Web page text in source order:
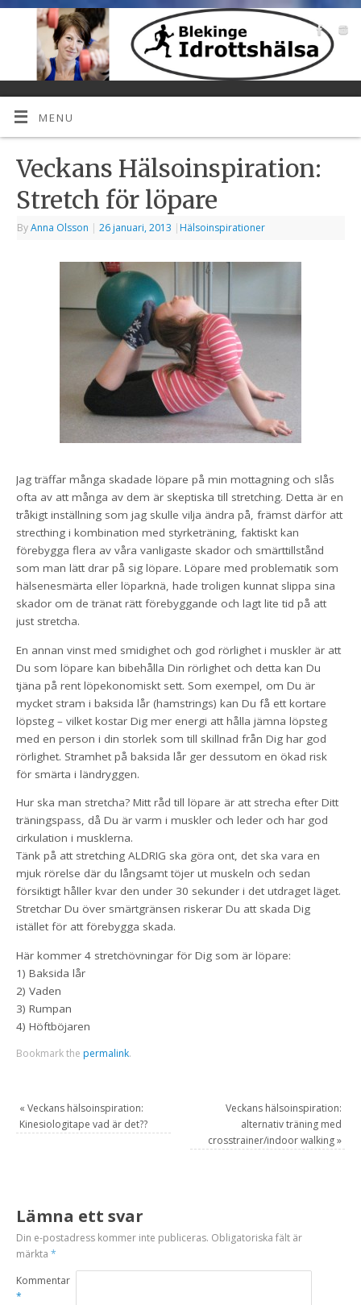
MENU
Veckans Hälsoinspiration:
Stretch för löpare
ByAnna Olsson | 26 januari, 2013 | Hälsoinspirationer
Jag träffar många skadade löpare på min mottagning och slås
ofta av att många av dem är skeptiska till stretching. Detta är en
tråkigt inställning som jag skulle vilja ändra på, främst därför att
strecthing i kombination med styrketräning, faktiskt kan
förebygga flera av våra vanligaste skador och smärttillstånd
som man lätt drar på sig löpare. Löpare med problematik som
hälsenesmärta eller löparknä, hade troligen kunnat slippa sina
skador om de tränat rätt förebyggande och lagt lite tid på att
just stretcha.
En annan vinst med smidighet och god rörlighet i muskler är att
Du som löpare kan bibehålla Din rörlighet och detta kan Du
tjäna på rent löpekonomiskt sett. Som exempel, om Du är
mycket stram i baksida lår (hamstrings) kan Du få ett kortare
löpsteg – vilket kostar Dig mer energi att hålla jämna löpsteg
med en person i din storlek som till skillnad från Dig har god
rörlighet. Stramhet på baksida lår ger dessutom en ökad risk
för smärta i ländryggen.
Hur ska man stretcha? Mitt råd till löpare är att strecha efter Ditt
träningspass, då Du är varm i muskler och leder och har god
cirkulation i musklerna.
Tänk på att stretching ALDRIG ska göra ont, det ska vara en
mjuk rörelse där du långsamt töjer ut muskeln och sedan
försiktigt håller kvar den under 30 sekunder i det utdraget läget.
Stretchar Du över smärtgränsen riskerar Du att skada Dig
istället för att förebygga skada.
Här kommer 4 stretchövningar för Dig som är löpare:
1) Baksida lår
2) Vaden
3) Rumpan
4) Höftböjaren
Bookmark the permalink.
« Veckans hälsoinspiration:
Kinesiologitape vad är det??
Veckans hälsoinspiration:
alternativ träning med
crosstrainer/indoor walking»
Lämna ett svar
Din e-postadress kommer inte publiceras. Obligatoriska fält är
märkta*
Kommentar
*